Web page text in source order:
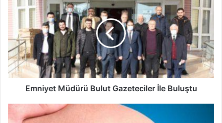
n
t
M
ü
ü
Emniyet Müdürü Bulut Gazeteciler İle Buluştu
a